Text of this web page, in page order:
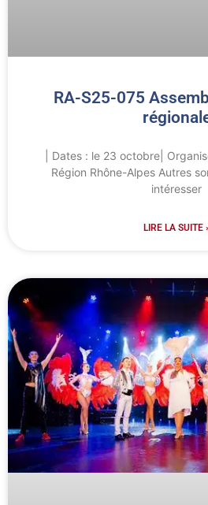
RA-S25-075
| Dates : le 23 octobre|
Région Rhône-Alpes Autres
intéresser
LIRE LA SUITE